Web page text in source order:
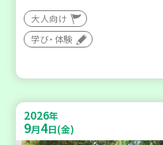
大人向け
学び・体験
2026年
9月4日(金)